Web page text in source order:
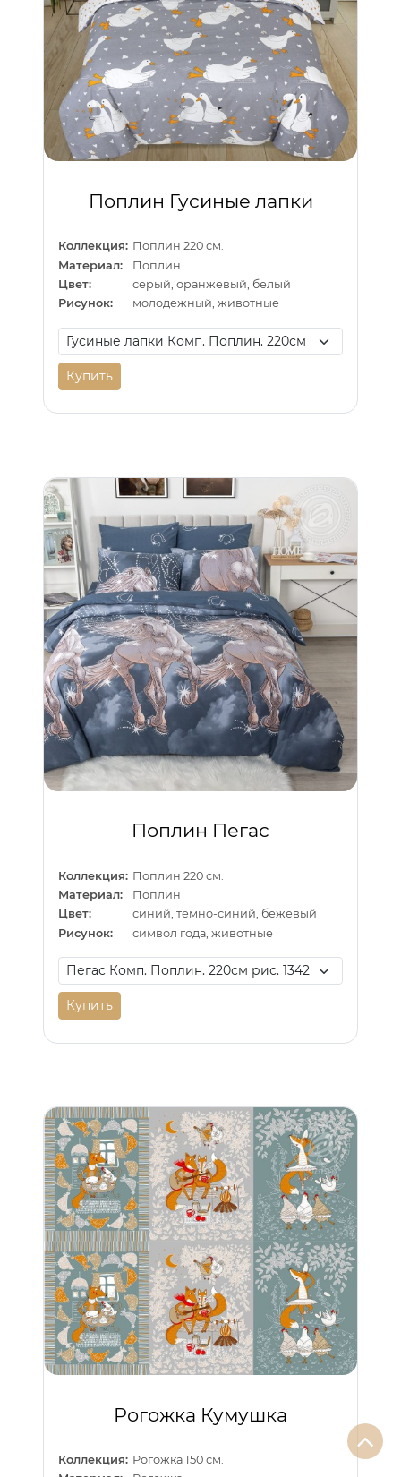
Поплин Гусиные лапки
Коллекция: Поплин 220 см.
Материал:
Поплин
Цвет:
серый, оранжевый, белый
Рисунок:
молодежный, животные
Купить
Поплин Пегас
Коллекция: Поплин 220 см.
Материал:
Поплин
Цвет:
синий, темно-синий, бежевый
Рисунок:
символ года, животные
Купить
Рогожка Кумушка
Коллекция: Рогожка 150 см.